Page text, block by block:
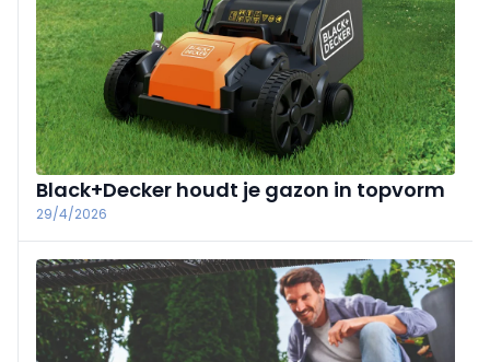
Black+Decker houdt je gazon in topvorm
29/4/2026